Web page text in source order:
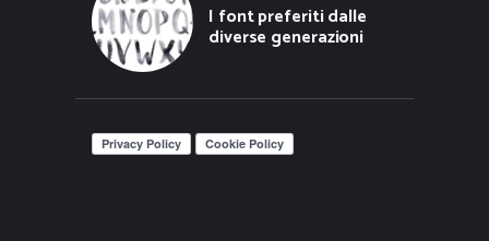
I font preferiti dalle
diverse generazioni